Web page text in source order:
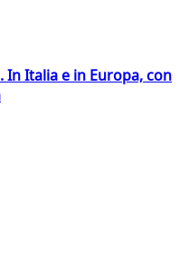
In Italia e in Europa, con